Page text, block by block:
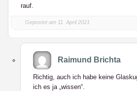
rauf.
Gepostet am 11. April 2021
Raimund Brichta
Richtig, auch ich habe keine
ich es ja „wissen“.